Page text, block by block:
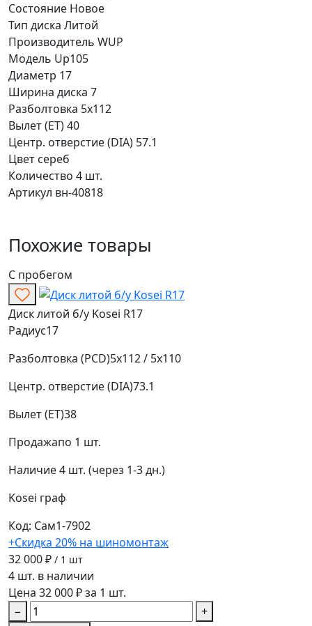
Состояние Новое
Тип диска Литой
Производитель WUP
Модель Up105
Диаметр 17
Ширина диска 7
Разболтовка 5x112
Вылет (ET)40
Центр. отверстие (DIA) 57.1
Цвет сереб
Количество 4 шт.
Артикул вн-40818
Похожие товары
С пробегом
Диск литой б/у Kosei R17
Радиус17
Разболтовка (PCD)5x112 / 5x110
Центр. отверстие (DIA)73.1
Вылет (ET)38
Продажапо 1 шт.
Наличие4 шт. (через 1-3 дн.)
Kosei граф
Код: Сам1-7902
+Скидка 20% на шиномонтаж
32 000 ₽ / 1 шт
4 шт. в наличии
Цена 32 000 ₽ за 1 шт.
−
+